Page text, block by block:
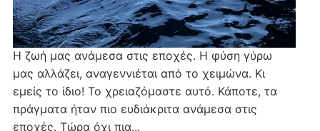
Η ζωή μας ανάμεσα στις εποχές. Η φύση γύρω
μας αλλάζει, αναγεννιέται από το χειμώνα. Κι
εμείς το ίδιο! Το χρειαζόμαστε αυτό. Κάποτε, τα
πράγματα ήταν πιο ευδιάκριτα ανάμεσα στις
εποχές. Τώρα όχι πια...